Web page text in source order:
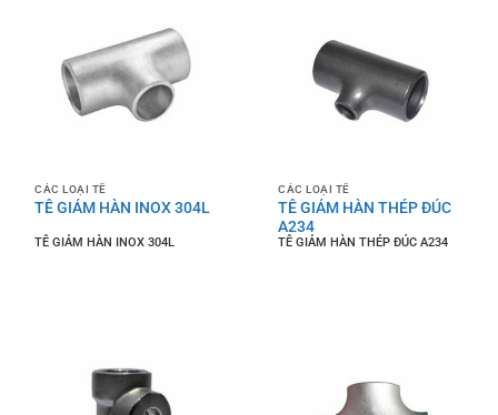
CÁC LOẠI TÊ
TÊ GIẢM HÀN INOX 304L
TÊ GIẢM HÀN INOX 304L
CÁC LOẠI TÊ
TÊ GIẢM HÀN THÉP ĐÚC
A234
TÊ GIẢM HÀN THÉP ĐÚC A234